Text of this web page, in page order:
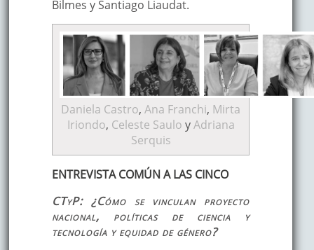
Bilmes y Santiago Liaudat.
Daniela Castro,Ana Franchi, Mirta
Iriondo, Celeste Saulo yAdriana
Serquis
ENTREVISTA COMÚN A LAS CINCO
CTyP: ¿Cómo se vinculan proyecto
nacional, políticas de ciencia y
tecnología y equidad de género?